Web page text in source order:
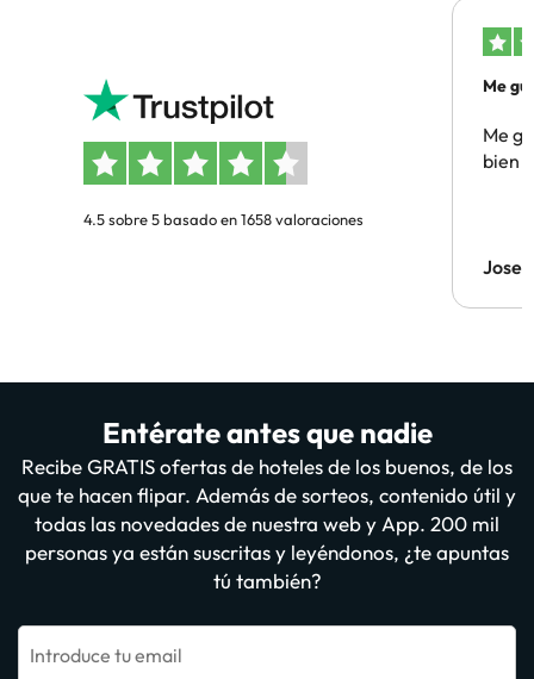
4.5 sobre 5 basado en 1658 valoraciones
Me
Me
bien
Jose
Entérate antes que nadie
Recibe GRATIS ofertas de hoteles de los buenos, de los
que te hacen flipar. Además de sorteos, contenido útil y
todas las novedades de nuestra web y App. 200 mil
personas ya están suscritas y leyéndonos, ¿te apuntas
tú también?
Introduce tu email